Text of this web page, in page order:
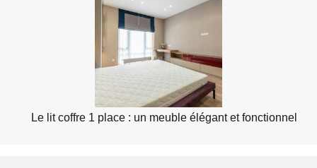
Le lit coffre 1 place : un meuble élégant et fonctionnel